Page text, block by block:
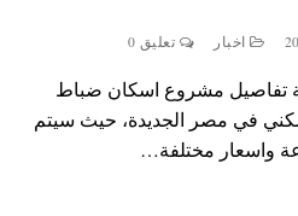
اخبار تعليق 0
تفاصيل مشروع اسكان ضباط
في مصر الجديدة، حيث سيتم